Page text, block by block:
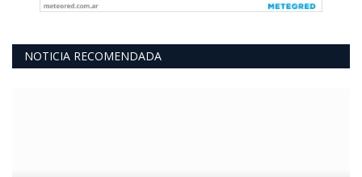
NOTICIA RECOMENDADA